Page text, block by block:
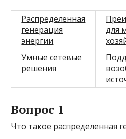
Распределенная
генерация
энергии
для
Умные сетевые
решения
Вопрос 1
Что такое распределенная